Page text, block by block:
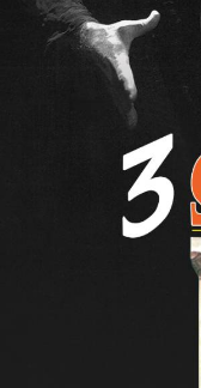
Πολιτική
Αθλητικά
Κόσμος
Ραδιόφωνο LIVE